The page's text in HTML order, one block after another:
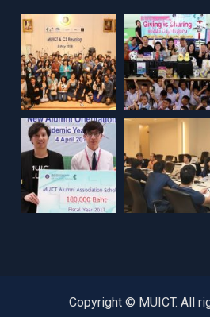
Copyright © MUICT. All